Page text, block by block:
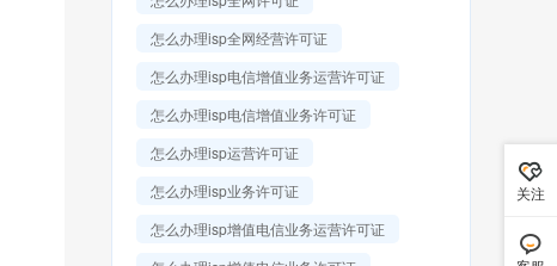
怎么办理isp全网经营许可证
怎么办理isp电信增值业务运营许可证
怎么办理isp电信增值业务许可证
怎么办理isp运营许可证
怎么办理isp业务许可证
怎么办理isp增值电信业务运营许可证
关注